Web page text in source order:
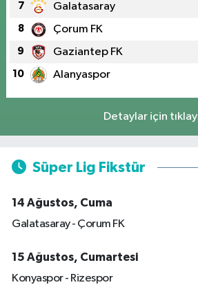
7 Galatasaray
8 Çorum FK
9 Gaziantep FK
10 Alanyaspor
Detaylar için
Süper Lig Fikstür
14 Ağustos, Cuma
Galatasaray - Çorum FK
15 Ağustos, Cumartesi
Konyaspor - Rizespor